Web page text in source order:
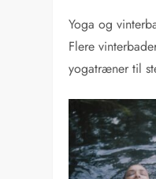
Yoga og
Flere
yogatræner til